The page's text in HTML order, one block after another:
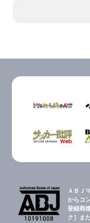
ＡＢＪ
からコ
登録商
ク］ま